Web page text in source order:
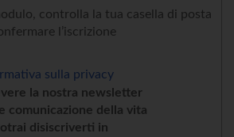
controlla la tua casella di posta
l’iscrizione
la nostra newsletter
comunicazione della vita
disiscriverti in
sulla privacy